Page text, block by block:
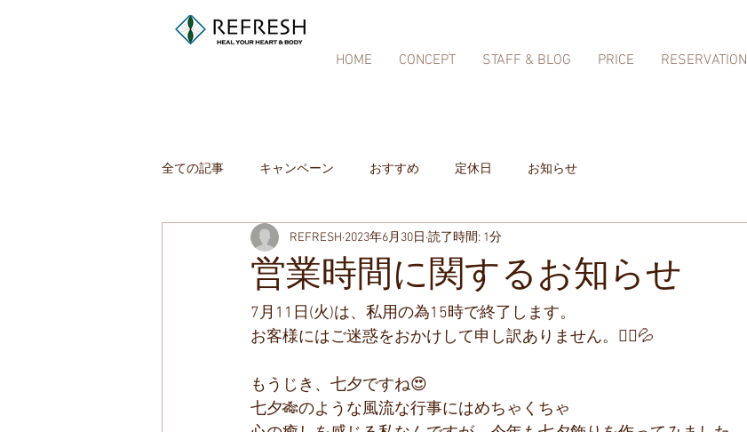
HOME CONCEPT STAFF & BLOG PRICE RESERVATION
全ての記事 キャンペーン おすすめ 定休日 お知らせ
営業時間に関するお知らせ
REFRESH 2023年6月30日 読了時間: 1分
7月11日(火)は、私用の為15時で終了します。
お客様にはご迷惑をおかけして申し訳ありません。🙇‍♀️💦
もうじき、七夕ですね😍
七夕🎋のような風流な行事にはめちゃくちゃ